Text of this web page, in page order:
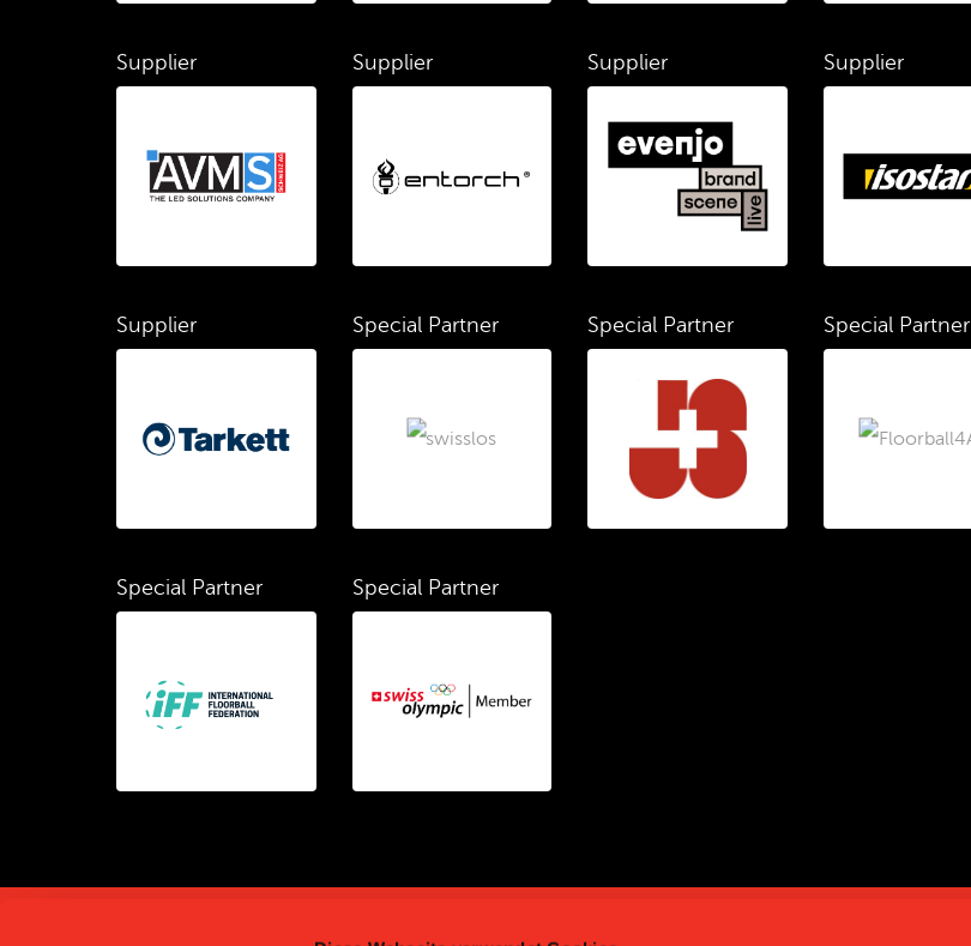
Supplier Supplier Supplier Supplier
Supplier Special Partner Special Partner Special Partner
Special Partner Special Partner